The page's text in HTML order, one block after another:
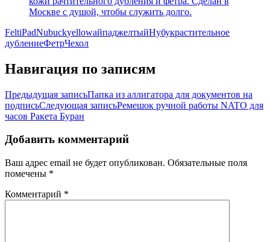
FeltiPadNubuckyellowайпаджелтыйНубукрастительное
дублениеФетрЧехол
Навигация по записям
Предыдущая записьПапка из аллигатора для документов на
подписьСледующая записьРемешок ручной работы NATO для
часов Ракета Буран
Добавить комментарий
Ваш адрес email не будет опубликован. Обязательные поля
помечены *
Комментарий *